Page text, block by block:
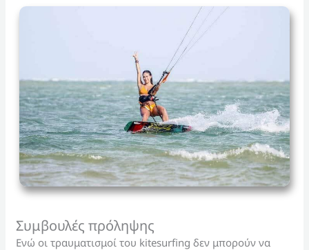
Συμβουλές πρόληψης
Ενώ οι τραυματισμοί του kitesurfing δεν μπορούν να